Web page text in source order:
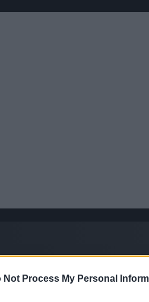
Not Process My Personal